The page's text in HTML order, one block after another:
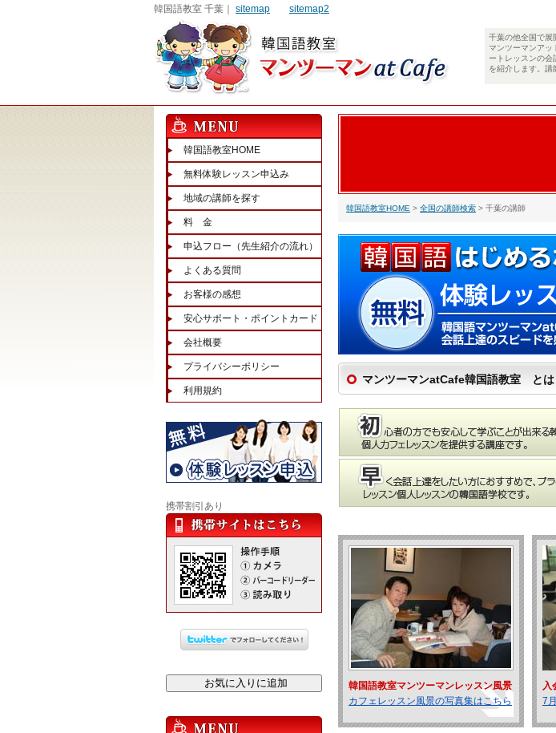
韓国語教室 千葉｜ sitemap sitemap2
千葉の他全国で展
マンツーマンアッ
ートレッスンの会
を紹介します。講
韓国語教室HOME > 全国の講師検索 > 千葉の講師
マンツーマンatCafe韓国語教室 とは
韓国語教室マンツーマンレッスン風景
カフェレッスン風景の写真集はこちら
入
7
韓国語教室HOME
無料体験レッスン申込み
地域の講師を探す
料 金
申込フロー（先生紹介の流れ）
よくある質問
お客様の感想
安心サポート・ポイントカード
会社概要
プライバシーポリシー
利用規約
携帯割引あり